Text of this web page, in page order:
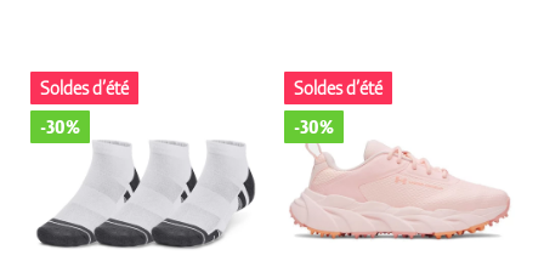
Soldes d’été
-30%
Soldes d’été
-30%